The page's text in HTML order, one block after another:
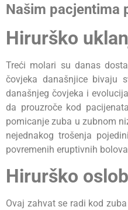
Našim pacjentima
Hirurško
Treći molari su danas
čovjeka današnjice bivaju
današnjeg čovjeka i
da prouzroče kod
pomicanje zuba u zubnom
nejednakog trošenja
povremenih eruptivnih
Hirurško
Ovaj zahvat se radi kod